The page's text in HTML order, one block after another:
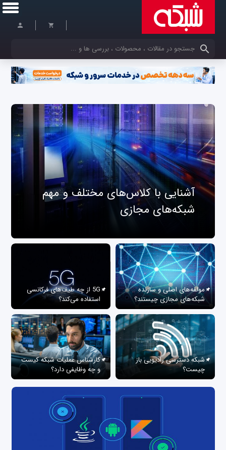
کلمات کلیدی خود را وارد کنید
آشنایی با کلاس‌های مختلف و مهم
شبکه‌های مجازی
مولفه‌های اصلی و سازنده
شبکه‌های مجازی چیستند؟
5G از چه طیف‌های فرکانسی
استفاده می‌کند؟
شبکه دسترسی رادیویی باز
چیست؟
کارشناس عملیات شبکه کیست
و چه وظایفی دارد؟